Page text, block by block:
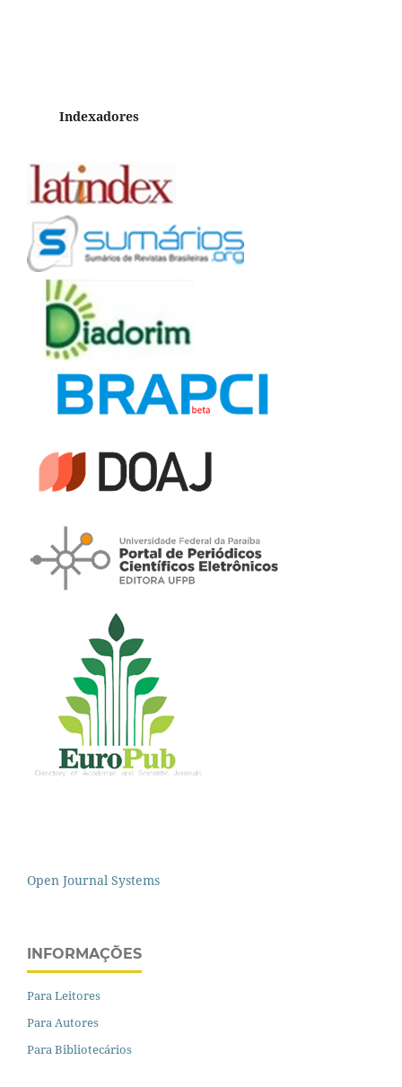
Indexadores
Open Journal Systems
INFORMAÇÕES
Para Leitores
Para Autores
Para Bibliotecários